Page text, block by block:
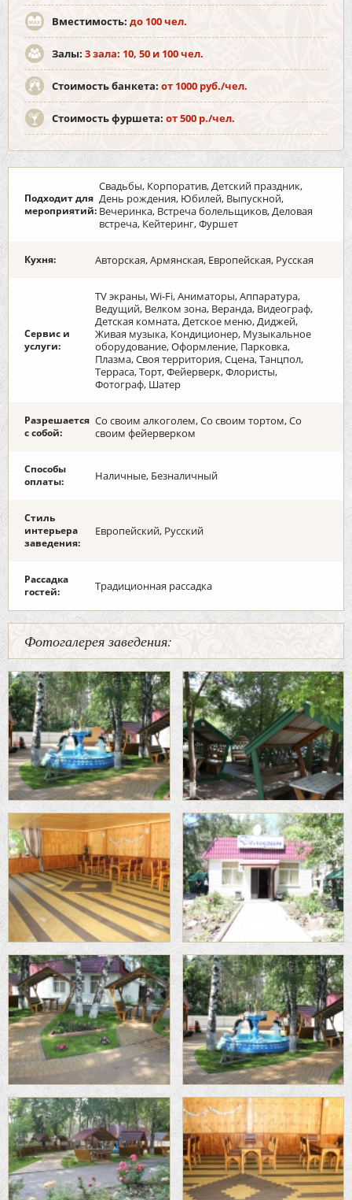
Вместимость: до 100 чел.
Залы: 3 зала: 10, 50 и 100 чел.
Стоимость банкета: от 1000 руб./чел.
Стоимость фуршета: от 500 р./чел.
Подходит для
мероприятий:
Свадьбы, Корпоратив, Детский праздник,
День рождения, Юбилей, Выпускной,
Вечеринка, Встреча болельщиков, Деловая
встреча, Кейтеринг, Фуршет
Кухня: Авторская, Армянская, Европейская, Русская
Сервис и
услуги:
TV экраны, Wi-Fi, Аниматоры, Аппаратура,
Ведущий, Велком зона, Веранда, Видеограф,
Детская комната, Детское меню, Диджей,
Живая музыка, Кондиционер, Музыкальное
оборудование, Оформление, Парковка,
Плазма, Своя территория, Сцена, Танцпол,
Терраса, Торт, Фейерверк, Флористы,
Фотограф, Шатер
Разрешается
с собой:
Со своим алкоголем, Со своим тортом, Со
своим фейерверком
Способы
оплаты:
Наличные, Безналичный
Стиль
интерьера
заведения:
Европейский, Русский
Рассадка
гостей:
Традиционная рассадка
Фотогалерея заведения: